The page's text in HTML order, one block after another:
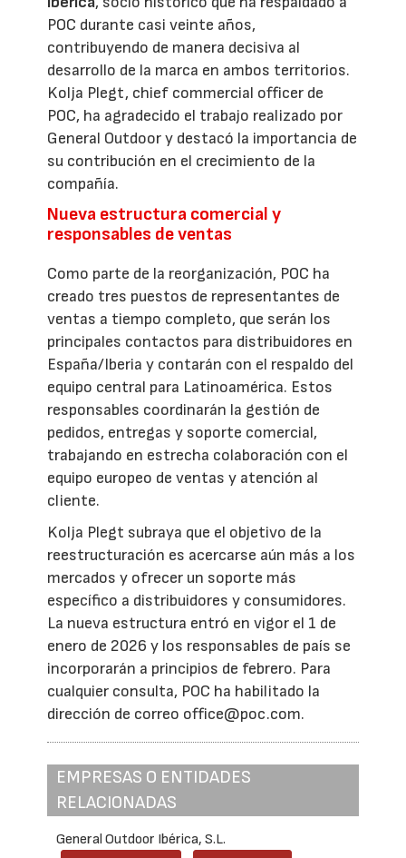
POC durante casi veinte años,
contribuyendo de manera decisiva al
desarrollo de la marca en ambos territorios.
Kolja Plegt, chief commercial officer de
POC, ha agradecido el trabajo realizado por
General Outdoor y destacó la importancia de
su contribución en el crecimiento de la
compañía.
Nueva estructura comercial y
responsables de ventas
Como parte de la reorganización, POC ha
creado tres puestos de representantes de
ventas a tiempo completo, que serán los
principales contactos para distribuidores en
España/Iberia y contarán con el respaldo del
equipo central para Latinoamérica. Estos
responsables coordinarán la gestión de
pedidos, entregas y soporte comercial,
trabajando en estrecha colaboración con el
equipo europeo de ventas y atención al
cliente.
Kolja Plegt subraya que el objetivo de la
reestructuración es acercarse aún más a los
mercados y ofrecer un soporte más
específico a distribuidores y consumidores.
La nueva estructura entró en vigor el 1 de
enero de 2026 y los responsables de país se
incorporarán a principios de febrero. Para
cualquier consulta, POC ha habilitado la
dirección de correo office@poc.com.
EMPRESAS O ENTIDADES
RELACIONADAS
General Outdoor Ibérica, S.L.